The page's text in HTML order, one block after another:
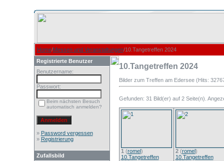
Home/Messen und Veranstaltungen/10.Tangetreffen 2024
Registrierte Benutzer
Benutzername:
Passwort:
Beim nächsten Besuch
automatisch anmelden?
» Password vergessen
» Registrierung
Zufallsbild
10.Tangetreffen 2024
Bilder zum Treffen am Edersee (Hits:
Gefunden: 31 Bild(er) auf 2 Seite(n).
1 (romel)
10.Tangetreffen
2(romel)
10.Tangetreffen